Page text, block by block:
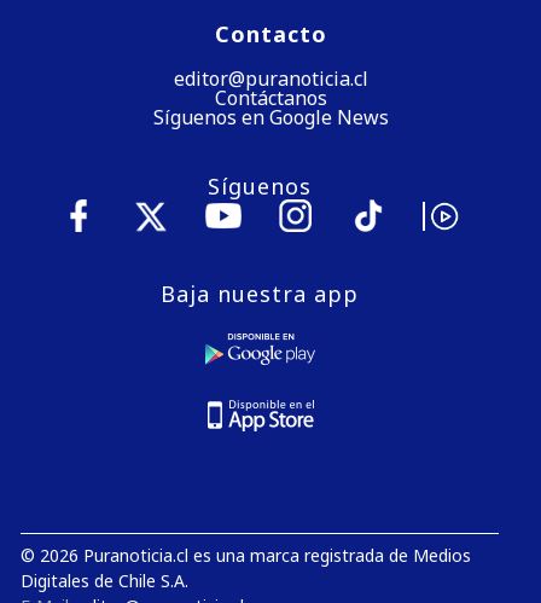
Contacto
editor@puranoticia.cl
Contáctanos
Síguenos en Google News
Síguenos
Baja nuestra app
© 2026 Puranoticia.cl es una marca registrada de Medios
Digitales de Chile S.A.